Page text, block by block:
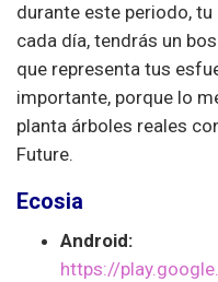
durante este periodo,
cada día, tendrás un
que representa tus
importante, porque lo
planta árboles reales
Future.
Ecosia
Android:
https://